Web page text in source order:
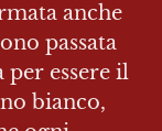
anche
passata
essere il
bianco,